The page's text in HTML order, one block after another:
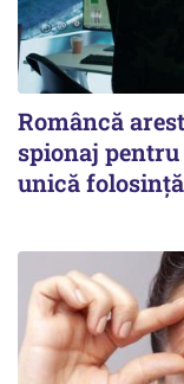
Româncă
spionaj pentru
unică